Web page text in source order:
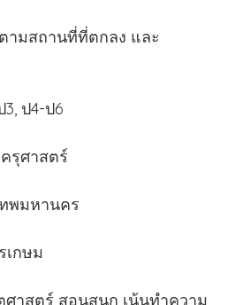
ามสถานที่ที่ตกลง และ
ป4-ป6
รุศาสตร์
หานคร
เกษม
าสตร์ สอนสนุก เน้นทำความ